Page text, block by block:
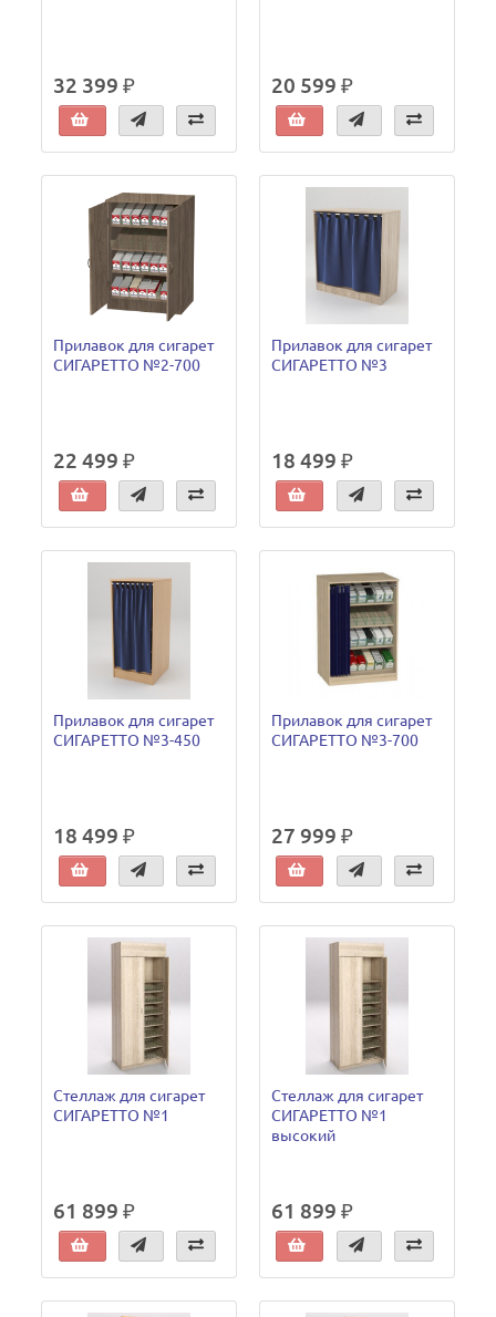
32 399 ₽ 20 599 ₽
Прилавок для сигарет
СИГАРЕТТО №2-700
22 499 ₽
Прилавок для сигарет
СИГАРЕТТО №3
18 499 ₽
Прилавок для сигарет
СИГАРЕТТО №3-450
18 499 ₽
Прилавок для сигарет
СИГАРЕТТО №3-700
27 999 ₽
Стеллаж для сигарет
СИГАРЕТТО №1
61 899 ₽
Стеллаж для сигарет
СИГАРЕТТО №1
высокий
61 899 ₽